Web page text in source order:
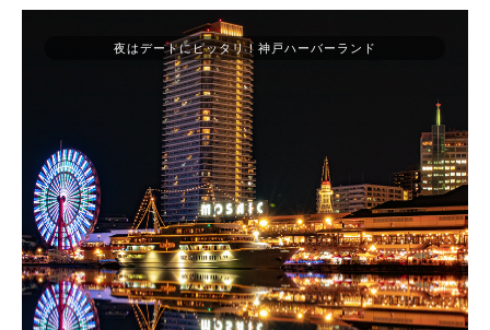
夜はデートにピッタリ！神戸ハーバーランド